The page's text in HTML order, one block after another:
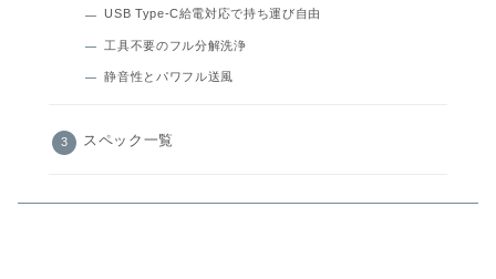
USB Type‑C給電対応で持ち運び自由
工具不要のフル分解洗浄
静音性とパワフル送風
スペック一覧